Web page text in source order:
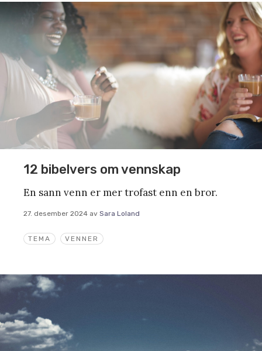
TEMA VENNER
12 bibelvers om vennskap
En sann venn er mer trofast enn en bror.
27. desember 2024 av Sara Loland